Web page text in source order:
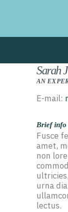
Sarah
AN
E-mail:
Brief info
Fusce
amet,
non
urna
lectus.